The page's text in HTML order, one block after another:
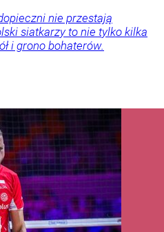
nie przestają
siatkarzy to nie tylko kilka
i grono bohaterów.